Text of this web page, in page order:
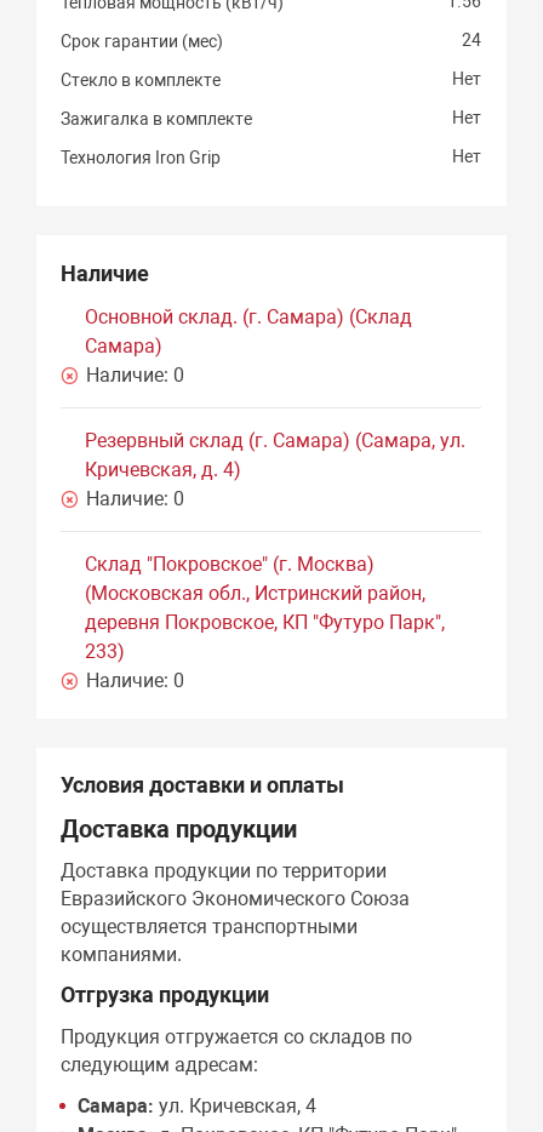
Срок гарантии (мес) 24
Стекло в комплекте Нет
Зажигалка в комплекте Нет
Технология Iron Grip Нет
Наличие
Основной склад. (г. Самара) (Склад
Самара)
Наличие: 0
Резервный склад (г. Самара) (Самара, ул.
Кричевская, д. 4)
Наличие: 0
Склад "Покровское" (г. Москва)
(Московская обл., Истринский район,
деревня Покровское, КП "Футуро Парк",
233)
Наличие: 0
Условия доставки и оплаты
Доставка продукции
Доставка продукции по территории
Евразийского Экономического Союза
осуществляется транспортными
компаниями.
Отгрузка продукции
Продукция отгружается со складов по
следующим адресам:
Самара: ул. Кричевская, 4